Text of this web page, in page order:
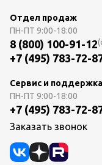
Отдел продаж
ПН-ПТ 9:00-18:00
8 (800) 100-91-12
+7 (495) 783-72-
Сервис и поддержка
ПН-ПТ 9:00-18:00
+7 (495) 783-72-
Заказать звонок